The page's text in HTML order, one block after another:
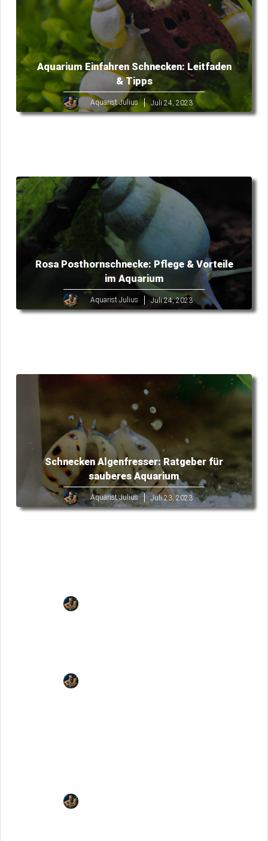
Aquarium Einfahren Schnecken: Leitfaden
& Tipps
Aquarist Julius Juli 24, 2023
Rosa Posthornschnecke: Pflege & Vorteile
im Aquarium
Aquarist Julius Juli 24, 2023
Schnecken Algenfresser: Ratgeber für
sauberes Aquarium
Aquarist Julius Juli 23, 2023